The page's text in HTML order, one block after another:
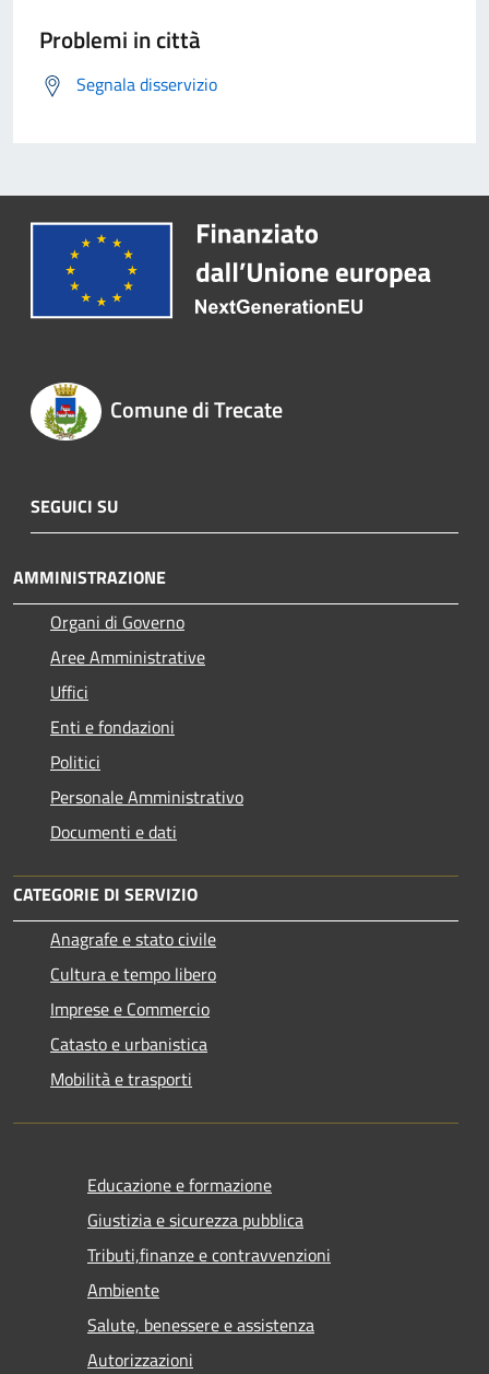
Problemi in città
Segnala disservizio
Comune di Trecate
SEGUICI SU
AMMINISTRAZIONE
Organi di Governo
Aree Amministrative
Uffici
Enti e fondazioni
Politici
Personale Amministrativo
Documenti e dati
CATEGORIE DI SERVIZIO
Anagrafe e stato civile
Cultura e tempo libero
Imprese e Commercio
Catasto e urbanistica
Mobilità e trasporti
Educazione e formazione
Giustizia e sicurezza pubblica
Tributi,finanze e contravvenzioni
Ambiente
Salute, benessere e assistenza
Autorizzazioni